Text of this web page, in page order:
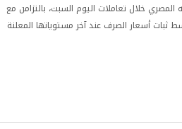
المصري خلال تعاملات اليوم السبت، بالتزامن مع
ثبات أسعار الصرف عند آخر مستوياتها المعلنة